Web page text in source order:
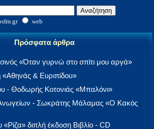
web
Πρόσφατα άρθρα
«Όταν γυρνώ στο σπίτι μου αργά»
& Ευριπίδου»
- Θοδωρής Κοτονιάς «Μπαλόνι»
- Σωκράτης Μάλαμας «Ο Κακός
διπλή έκδοση Βιβλίο - CD